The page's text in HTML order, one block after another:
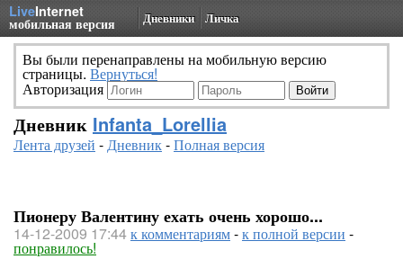
LiveInternet
мобильная версия Дневники Личка
Вы были перенаправлены на мобильную версию
страницы. Вернуться!
Авторизация
Дневник Infanta_Lorellia
Лента друзей -Дневник-Полная версия
Пионеру Валентину ехать очень хорошо...
14-12-2009 17:44к комментариям-к полной версии -
понравилось!